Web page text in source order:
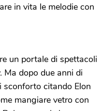
in vita le melodie con
un portale di spettacoli
Ma dopo due anni di
sconforto citando Elon
mangiare vetro con